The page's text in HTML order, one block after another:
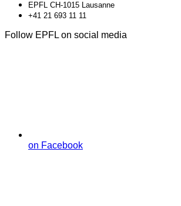
EPFL CH-1015 Lausanne
+41 21 693 11 11
Follow EPFL on social media
on Facebook